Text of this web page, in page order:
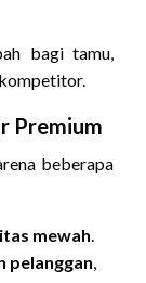
bagi tamu,
Premium
beberapa
mewah.
pelanggan,